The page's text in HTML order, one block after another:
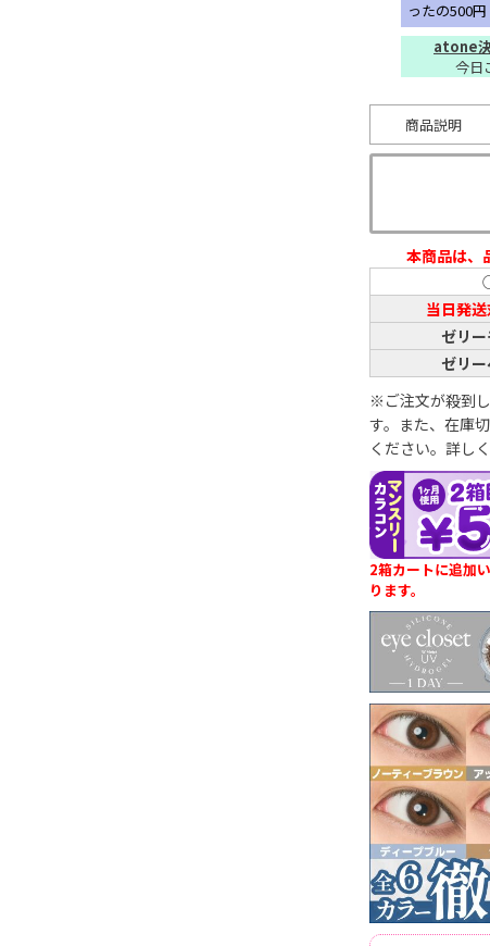
ったの500
atone
今日
商品説明
本商品は、
当日発
ゼリー
ゼリ
※ご注文が殺到
す。また、在庫
ください。詳し
2箱カートに追加
ります。